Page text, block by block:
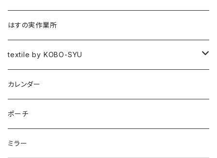
作品集
図録
はすの実作業所
textile by KOBO-SYU
HISASHI IGARASHI
カレンダー
ポーチ
ミラー